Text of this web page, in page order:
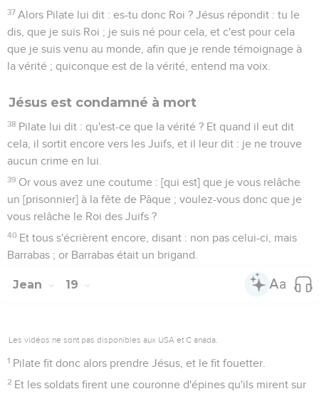
37 Alors Pilate lui dit : es-tu donc Roi ? Jésus répondit : tu le
dis, que je suis Roi ; je suis né pour cela, et c'est pour cela
que je suis venu au monde, afin que je rende témoignage à
la vérité ; quiconque est de la vérité, entend ma voix.
Jésus est condamné à mort
38 Pilate lui dit : qu'est-ce que la vérité ? Et quand il eut dit
cela, il sortit encore vers les Juifs, et il leur dit : je ne trouve
aucun crime en lui.
39 Or vous avez une coutume : [qui est] que je vous relâche
un [prisonnier] à la fête de Pâque ; voulez-vous donc que je
vous relâche le Roi des Juifs ?
40 Et tous s'écrièrent encore, disant : non pas celui-ci, mais
Barrabas ; or Barrabas était un brigand.
Jean 19
Les vidéos ne sont pas disponibles aux USA et C anada.
1 Pilate fit donc alors prendre Jésus, et le fit fouetter.
2 Et les soldats firent une couronne d'épines qu'ils mirent sur